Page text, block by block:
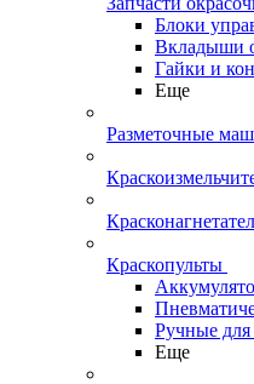
Блоки
Вкладыши
Гайки и
Еще
Разметочные
Краскопульты
Ручные для
Еще